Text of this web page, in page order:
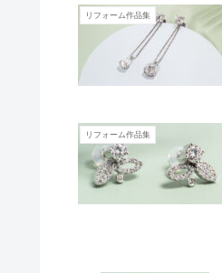
リフォーム作品集
リフォーム作品集